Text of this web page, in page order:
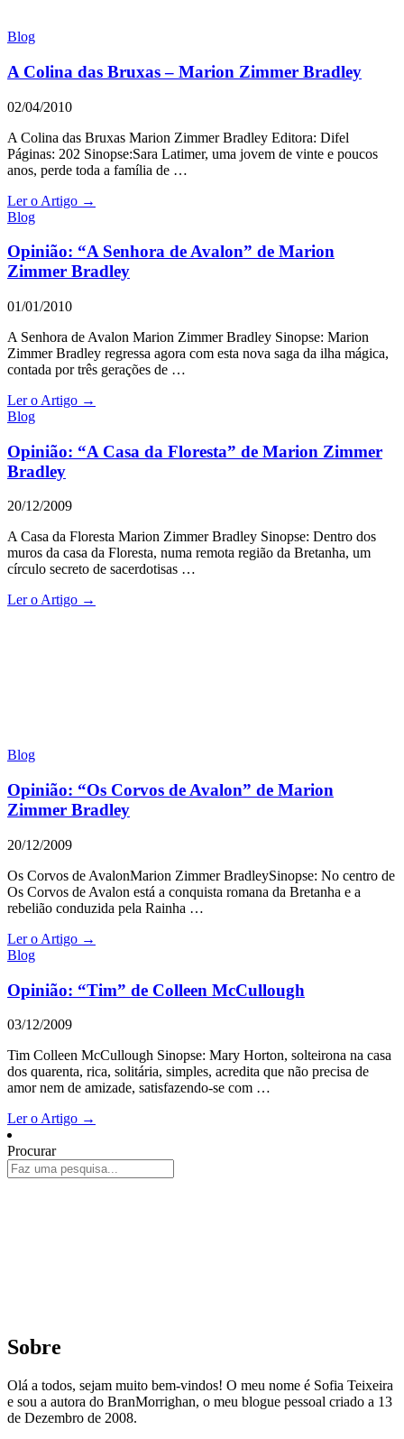
Blog
A Colina das Bruxas – Marion Zimmer Bradley
02/04/2010
A Colina das Bruxas Marion Zimmer Bradley Editora: Difel
Páginas: 202 Sinopse:Sara Latimer, uma jovem de vinte e poucos
anos, perde toda a família de …
Ler o Artigo →
Blog
Opinião: “A Senhora de Avalon” de Marion
Zimmer Bradley
01/01/2010
A Senhora de Avalon Marion Zimmer Bradley Sinopse: Marion
Zimmer Bradley regressa agora com esta nova saga da ilha mágica,
contada por três gerações de …
Ler o Artigo →
Blog
Opinião: “A Casa da Floresta” de Marion Zimmer
Bradley
20/12/2009
A Casa da Floresta Marion Zimmer Bradley Sinopse: Dentro dos
muros da casa da Floresta, numa remota região da Bretanha, um
círculo secreto de sacerdotisas …
Ler o Artigo →
Blog
Opinião: “Os Corvos de Avalon” de Marion
Zimmer Bradley
20/12/2009
Os Corvos de AvalonMarion Zimmer BradleySinopse: No centro de
Os Corvos de Avalon está a conquista romana da Bretanha e a
rebelião conduzida pela Rainha …
Ler o Artigo →
Blog
Opinião: “Tim” de Colleen McCullough
03/12/2009
Tim Colleen McCullough Sinopse: Mary Horton, solteirona na casa
dos quarenta, rica, solitária, simples, acredita que não precisa de
amor nem de amizade, satisfazendo-se com …
Ler o Artigo →
Procurar
Sobre
Olá a todos, sejam muito bem-vindos! O meu nome é Sofia Teixeira
e sou a autora do BranMorrighan, o meu blogue pessoal criado a 13
de Dezembro de 2008.